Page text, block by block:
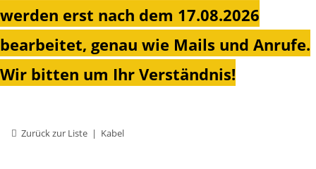
werden erst nach dem 17.08.2026
bearbeitet, genau wie Mails und Anrufe.
Wir bitten um Ihr Verständnis!
Zurück zur Liste Kabel